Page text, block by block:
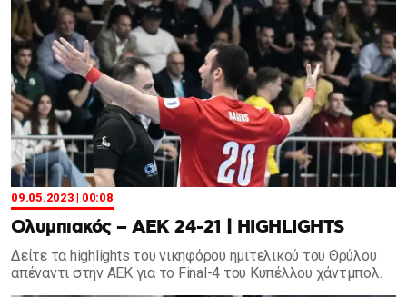
09.05.2023 | 00:08
Ολυμπιακός – ΑΕΚ 24-21 | HIGHLIGHTS
Δείτε τα highlights του νικηφόρου ημιτελικού του Θρύλου
απέναντι στην ΑΕΚ για το Final-4 του Κυπέλλου χάντμπολ.